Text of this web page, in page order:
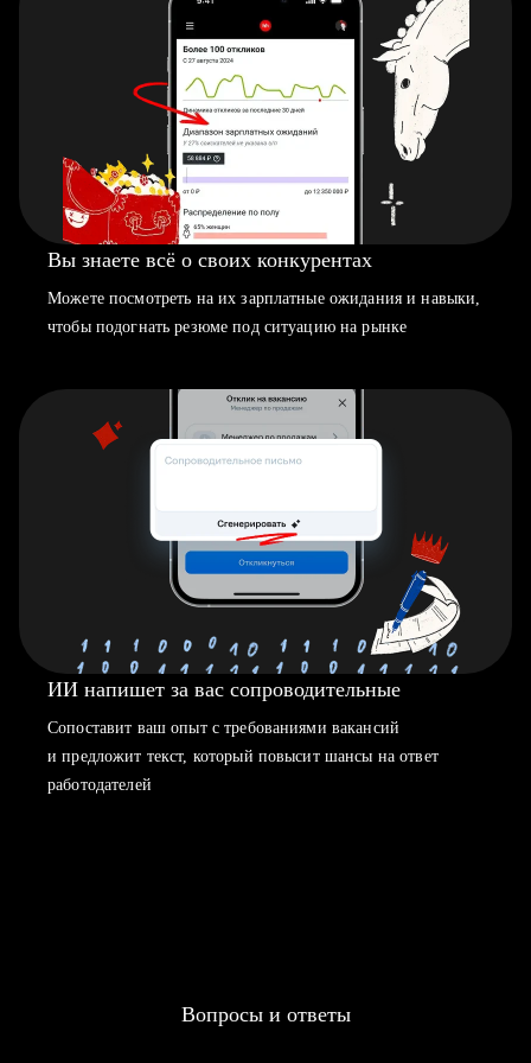
Вы знаете всё о своих конкурентах
Можете посмотреть на их зарплатные ожидания и навыки,
чтобы подогнать резюме под ситуацию на рынке
ИИ напишет за вас сопроводительные
Сопоставит ваш опыт с требованиями вакансий
и предложит текст, который повысит шансы на ответ
работодателей
Вопросы и ответы